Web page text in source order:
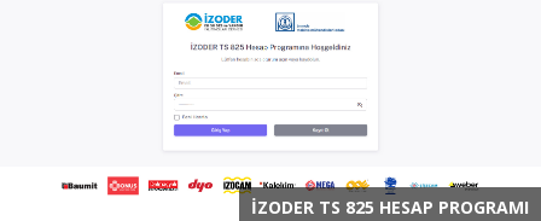
İZODER TS 825 HESAP PROGRAMI